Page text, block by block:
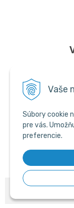
Vaše
Súbory cookie
pre vás.
preferencie.
© 2026 ŠKP SHOP •